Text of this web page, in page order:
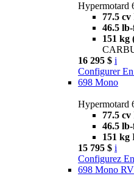
Hypermotard
77.5 cv
46.5
151 kg
16 295 $ i
Configurer
698 Mono
Hypermotard
77.5 cv
46.5
151 kg
15 795 $ i
Configurez
698 Mono